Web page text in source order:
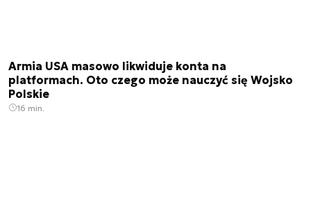
Armia USA masowo likwiduje konta na
platformach. Oto czego może nauczyć się Wojsko
Polskie
16 min.